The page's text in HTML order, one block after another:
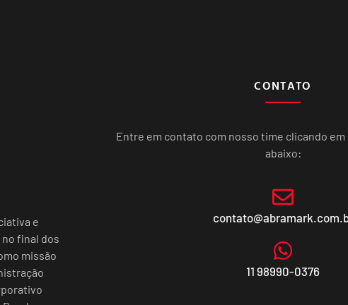
e
final dos
missão
CONTATO
Entre em contato com nosso time clicando em
abaixo:
11 98990-0376